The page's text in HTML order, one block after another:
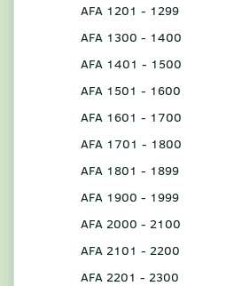
AFA 1201 - 1299
AFA 1300 - 1400
AFA 1401 - 1500
AFA 1501 - 1600
AFA 1601 - 1700
AFA 1701 - 1800
AFA 1801 - 1899
AFA 1900 - 1999
AFA 2000 - 2100
AFA 2101 - 2200
AFA 2201 - 2300